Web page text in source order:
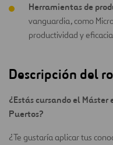
Herramientas de
vanguardia, como
productividad y
Descripción del
¿Estás cursando el
Puertos?
¿Te gustaría aplicar tus